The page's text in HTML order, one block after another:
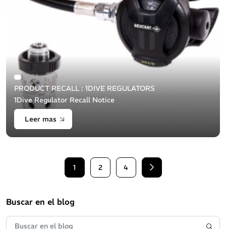
PRODUCT RECALL : 1DIVE REGULATORS
1Dive Regulator Recall Notice
Leer mas
1 2 4
Siguiente
Buscar en el blog